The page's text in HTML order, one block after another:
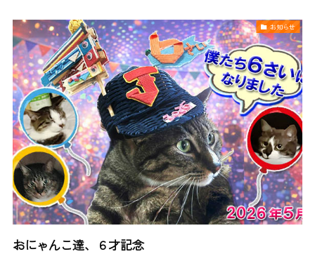
お知らせ
おにゃんこ達、６才記念